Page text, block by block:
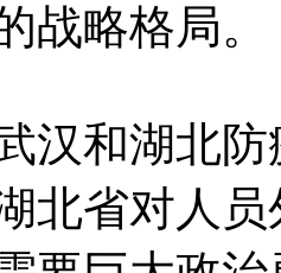
战略格局。
汉和湖北
北省对人